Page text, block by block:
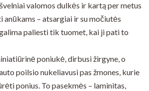
valomos dulkės ir kartą per metus
anūkams – atsargiai ir su močiutės
paliesti tik tuomet, kai ji pati to
poniukė, dirbusi žirgyne, o
poilsio nukeliavusi pas žmones, kurie
ponius. To pasekmės – laminitas,